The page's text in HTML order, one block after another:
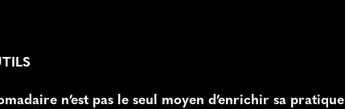
n’est pas le seul moyen d’enrichir sa pratique